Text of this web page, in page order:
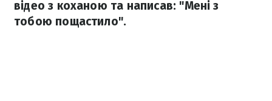
відео з коханою та написав: "Мені з
тобою пощастило".